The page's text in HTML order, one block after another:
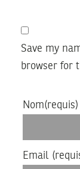
Save my
browser for
Nom(requis)
Email